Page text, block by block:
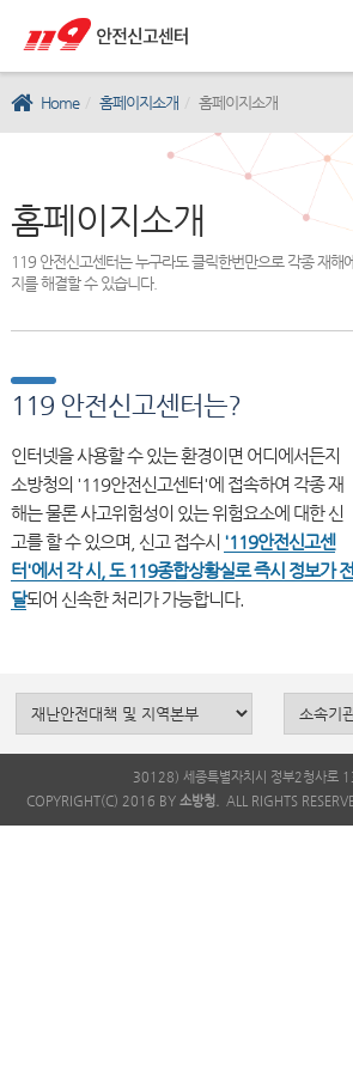
Home 홈페이지소개 홈페이지소개
홈페이지소개
119 안전신고센터는 누구라도 클릭한번만으로 각종 재해
지를 해결할 수 있습니다.
119 안전신고센터는?
인터넷을 사용할 수 있는 환경이면 어디에서든지
소방청의 '119안전신고센터'에 접속하여 각종 재
해는 물론 사고위험성이 있는 위험요소에 대한 신
고를 할 수 있으며, 신고 접수시 '119안전신고센
터'에서 각 시, 도 119종합상황실로 즉시 정보가 전
달
30128) 세종특별자치시 정부2청사로
COPYRIGHT(C) 2016 BY 소방청. ALL RIGHTS